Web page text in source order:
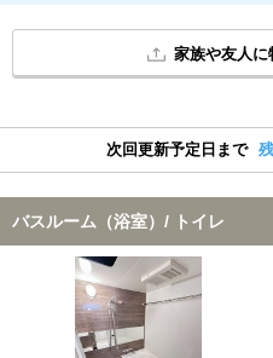
家族や友人に
次回更新予定日まで
バスルーム（浴室）/ トイレ